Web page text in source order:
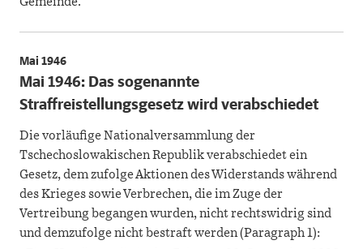
Mai 1946
Mai 1946: Das sogenannte
Straffreistellungsgesetz wird verabschiedet
Die vorläufige Nationalversammlung der
Tschechoslowakischen Republik verabschiedet ein
Gesetz, dem zufolge Aktionen des Widerstands während
des Krieges sowie Verbrechen, die im Zuge der
Vertreibung begangen wurden, nicht rechtswidrig sind
und demzufolge nicht bestraft werden (Paragraph 1):